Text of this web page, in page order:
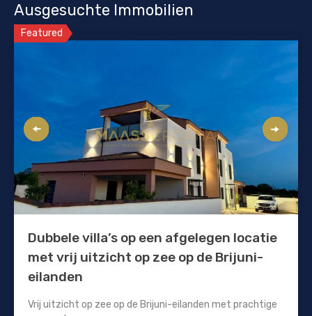
Ausgesuchte Immobilien
Featured
Dubbele villa’s op een afgelegen locatie
met vrij uitzicht op zee op de Brijuni-
eilanden
Vrij uitzicht op zee op de Brijuni-eilanden met prachtige